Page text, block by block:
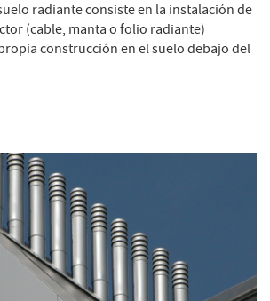
radiante consiste en la instalación de
(cable, manta o folio radiante)
construcción en el suelo debajo del